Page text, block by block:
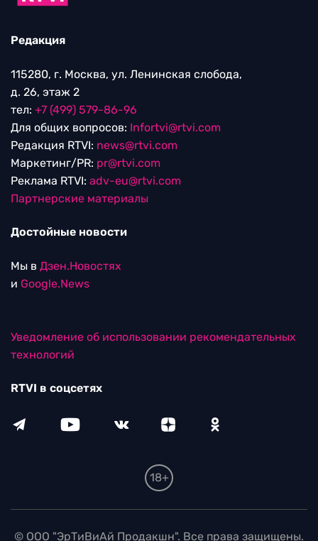
Редакция
115280, г. Москва, ул. Ленинская слобода,
д. 26, этаж 2
тел: +7 (499) 579-86-96
Для общих вопросов: Infortvi@rtvi.com
Редакция RTVI: news@rtvi.com
Маркетинг/PR: pr@rtvi.com
Реклама RTVI: adv-eu@rtvi.com
Партнерские материалы
Достойные новости
Мы в Дзен.Новостях
и Google.News
Уведомление об использовании рекомендательных
технологий
RTVI в соцсетях
18+
© ООО "ЭрТиВиАй Продакшн". Все права защищены.